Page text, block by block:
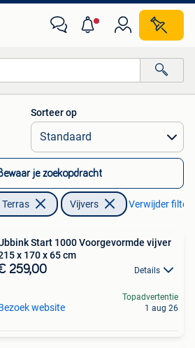
Alle afstanden…
Sorteer op
je zoekopdracht
Terras Vijvers Verwijder filters
Start 1000 Voorgevormde vijver
x 170 x 65 cm
259,00 Details
website
Topadvertentie
1 aug 26